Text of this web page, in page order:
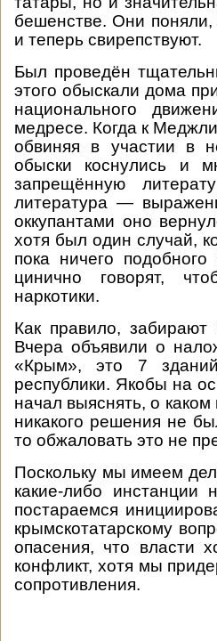
бешенстве. Они поняли,
и теперь свирепствуют.
Был проведён
этого обыскали дома
национального
медресе. Когда к
обвиняя в участии в
обыски коснулись и
запрещённую
литература —
оккупантами оно
хотя был один случай,
пока ничего
цинично говорят,
наркотики.
Как правило,
Вчера объявили о
«Крым», это 7
республики. Якобы на
начал выяснять, о каком
никакого решения не
то обжаловать это не
Поскольку мы имеем
какие-либо
постараемся
крымскотатарскому
опасения, что власти
конфликт, хотя мы
сопротивления.